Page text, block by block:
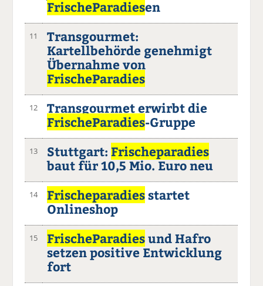
FrischeParadiesen
11
Transgourmet:
Kartellbehörde genehmigt
Übernahme von
FrischeParadies
12
Transgourmet erwirbt die
FrischeParadies-Gruppe
13 Stuttgart: Frischeparadies
baut für 10,5 Mio. Euro neu
14 Frischeparadiesstartet
Onlineshop
15 FrischeParadiesund Hafro
setzen positive Entwicklung
fort